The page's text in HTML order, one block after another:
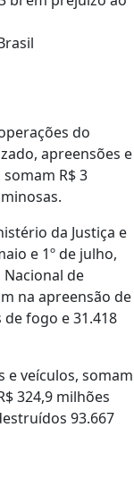
do
apreensões e
R$ 3
da Justiça e
e 1º de julho,
de
na apreensão de
fogo e 31.418
e veículos, somam
324,9 milhões
93.667